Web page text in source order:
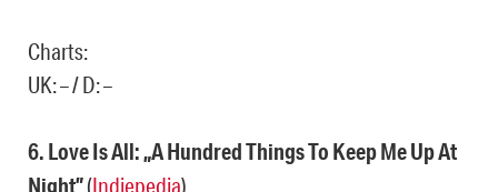
Charts:
UK: – / D: –
6. Love Is All: „A Hundred Things To Keep Me Up At
Night”(Indiepedia)